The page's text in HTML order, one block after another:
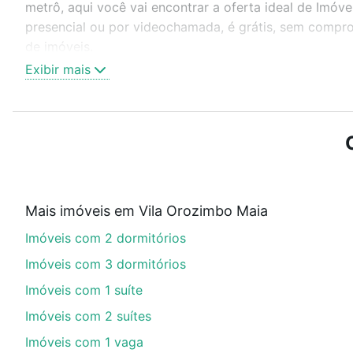
metrô, aqui você vai encontrar a oferta ideal de
presencial ou por videochamada, é grátis, sem
Como escolher um imóvel?
Use barra de busca no topo para pesquisar por
ou sem vaga de garagem para combinar
Imóveis com 1 banheiro à venda em Vila Orozimbo
Aqui na Loft temos a oferta ideal para você, com
opções de financiamento imobiliário as parcelas
veja em nosso portal quanto custa comprar um
Exibir mais
Mais imóveis em Vila Orozimbo Maia
Imóveis com 2 dormitórios
Imóveis com 3 dormitórios
Imóveis com 1 suíte
Imóveis com 2 suítes
Imóveis com 1 vaga